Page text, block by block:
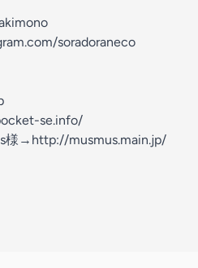
soradoraneco
se.info/
様→http://musmus.main.jp/